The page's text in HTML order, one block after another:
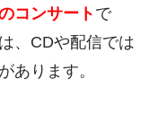
コンサートで
、CDや配信では
あります。